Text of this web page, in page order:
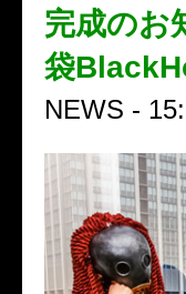
完成のお
袋
NEWS -